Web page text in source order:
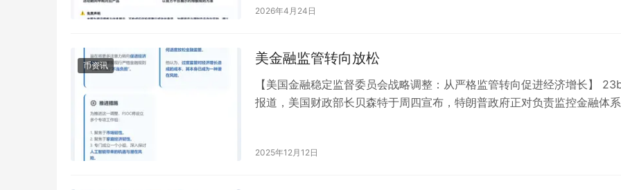
2026年4月24日
币资讯 美金融监管转向放松
【美国金融稳定监督委员会战略调整：从严格监管转向促进经济增长】
报道，美国财政部长贝森特于周四宣布，特朗普政府正对负责监控金融体
2025年12月12日